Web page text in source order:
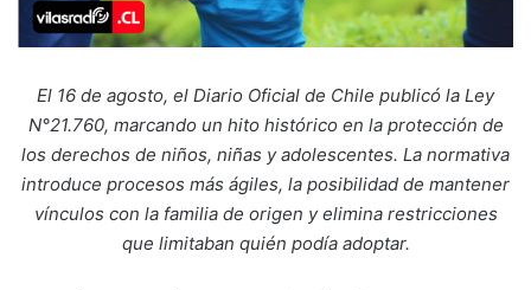
El 16 de agosto, el Diario Oficial de Chile publicó la Ley
N°21.760, marcando un hito histórico en la protección de
los derechos de niños, niñas y adolescentes. La normativa
introduce procesos más ágiles, la posibilidad de mantener
vínculos con la familia de origen y elimina restricciones
que limitaban quién podía adoptar.